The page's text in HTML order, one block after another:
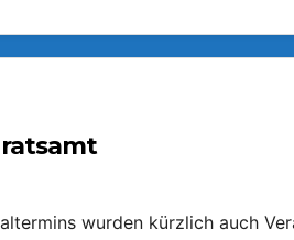
wurden kürzlich auch